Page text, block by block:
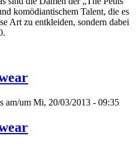
komödiantischem Talent, die es
Art zu entkleiden, sondern dabei
am/um Mi, 20/03/2013 - 09:35